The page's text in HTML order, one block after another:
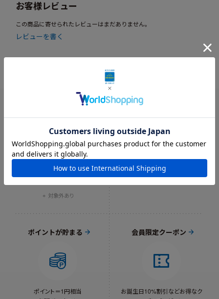
お客様レビュー
この商品に寄せられたレビューはまだありません。
レビューを書く
8,800円以上で
対象外あり
オリジナルギフト袋
ポイントが貯まる
ポイント＝1円相当
会員限定クーポン
お誕生日10%割引などお得なク